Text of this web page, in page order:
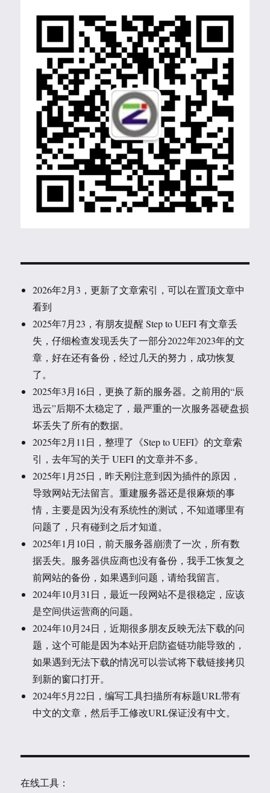
2026年2月3，更新了文章索引，可以在置顶文章中
看到
2025年7月23，有朋友提醒 Step to UEFI 有文章丢
失，仔细检查发现丢失了一部分2022年2023年的文
章，好在还有备份，经过几天的努力，成功恢复
了。
2025年3月16日，更换了新的服务器。之前用的“辰
迅云”后期不太稳定了，最严重的一次服务器硬盘损
坏丢失了所有的数据。
2025年2月11日，整理了《Step to UEFI》的文章索
引，去年写的关于 UEFI 的文章并不多。
2025年1月25日，昨天刚注意到因为插件的原因，
导致网站无法留言。重建服务器还是很麻烦的事
情，主要是因为没有系统性的测试，不知道哪里有
问题了，只有碰到之后才知道。
2025年1月10日，前天服务器崩溃了一次，所有数
据丢失。服务器供应商也没有备份，我手工恢复之
前网站的备份，如果遇到问题，请给我留言。
2024年10月31日，最近一段网站不是很稳定，应该
是空间供运营商的问题。
2024年10月24日，近期很多朋友反映无法下载的问
题，这个可能是因为本站开启防盗链功能导致的，
如果遇到无法下载的情况可以尝试将下载链接拷贝
到新的窗口打开。
2024年5月22日，编写工具扫描所有标题URL带有
中文的文章，然后手工修改URL保证没有中文。
在线工具：